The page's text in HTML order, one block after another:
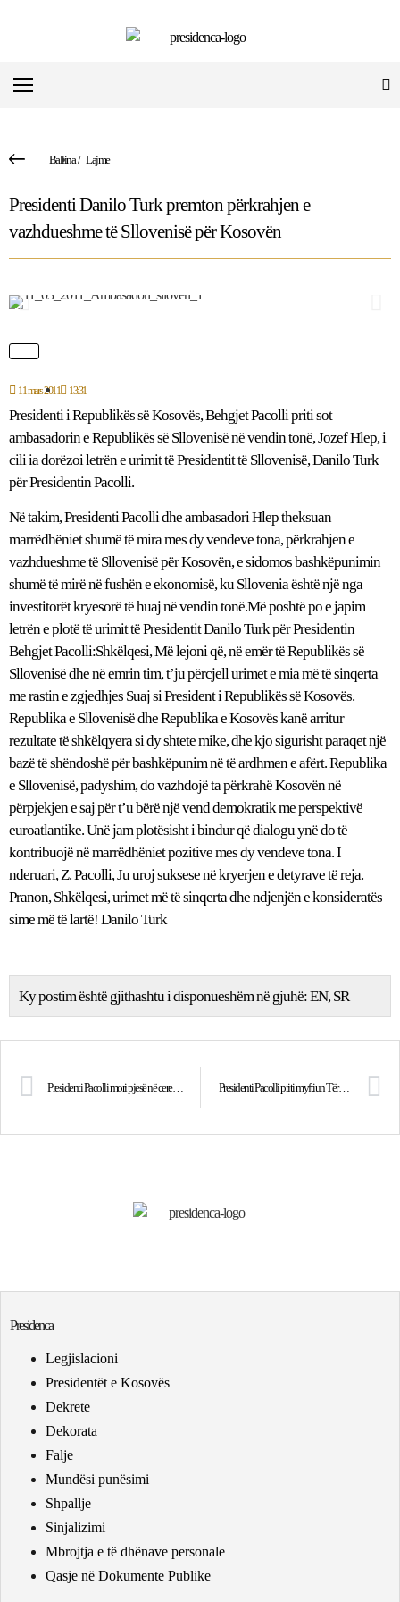
Ballina/ Lajme
Presidenti Danilo Turk premton përkrahjen e
vazhdueshme të Sllovenisë për Kosovën
11 mars 2011 13:31
Presidenti i Republikës së Kosovës, Behgjet Pacolli priti sot
ambasadorin e Republikës së Sllovenisë në vendin tonë, Jozef Hlep, i
cili ia dorëzoi letrën e urimit të Presidentit të Sllovenisë, Danilo Turk
për Presidentin Pacolli.
Në takim, Presidenti Pacolli dhe ambasadori Hlep theksuan
marrëdhëniet shumë të mira mes dy vendeve tona, përkrahjen e
vazhdueshme të Sllovenisë për Kosovën, e sidomos bashkëpunimin
shumë të mirë në fushën e ekonomisë, ku Sllovenia është një nga
investitorët kryesorë të huaj në vendin tonë.Më poshtë po e japim
letrën e plotë të urimit të Presidentit Danilo Turk për Presidentin
Behgjet Pacolli:Shkëlqesi, Më lejoni që, në emër të Republikës së
Sllovenisë dhe në emrin tim, t’ju përcjell urimet e mia më të sinqerta
me rastin e zgjedhjes Suaj si President i Republikës së Kosovës.
Republika e Sllovenisë dhe Republika e Kosovës kanë arritur
rezultate të shkëlqyera si dy shtete mike, dhe kjo sigurisht paraqet një
bazë të shëndoshë për bashkëpunim në të ardhmen e afërt. Republika
e Sllovenisë, padyshim, do vazhdojë ta përkrahë Kosovën në
përpjekjen e saj për t’u bërë një vend demokratik me perspektivë
euroatlantike. Unë jam plotësisht i bindur që dialogu ynë do të
kontribuojë në marrëdhëniet pozitive mes dy vendeve tona. I
nderuari, Z. Pacolli, Ju uroj suksese në kryerjen e detyrave të reja.
Pranon, Shkëlqesi, urimet më të sinqerta dhe ndjenjën e konsideratës
sime më të lartë! Danilo Turk
Ky postim është gjithashtu i disponueshëm në gjuhë:EN SR
Presidenti Pacolli mori pjesë në ceremoninë vjetore të KFOR-it Presidenti Pacolli priti myftiun Tërnava
Presidenca
Legjislacioni
Presidentët e Kosovës
Dekrete
Dekorata
Falje
Mundësi punësimi
Shpallje
Sinjalizimi
Mbrojtja e të dhënave personale
Qasje në Dokumente Publike